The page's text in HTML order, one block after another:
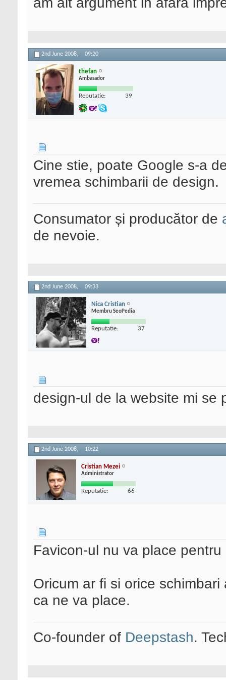
2nd June 2008, 09:20
thefan
Ambasador
Reputatie: 39
Cine stie, poate Google s-a
vremea schimbarii de design.
Consumator și producător de
de nevoie.
2nd June 2008, 09:33
Nica Cristian
Membru SeoPedia
Reputatie: 37
design-ul de la website mi se
2nd June 2008, 10:22
Cristian Mezei
Administrator
Reputatie: 66
Favicon-ul nu va place
Oricum ar fi si orice
ca ne va place.
Co-founder of Deepstash.